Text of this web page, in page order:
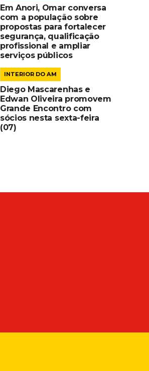
Em Anori, Omar conversa
com a população sobre
propostas para fortalecer
segurança, qualificação
profissional e ampliar
serviços públicos
INTERIOR DO AM
Diego Mascarenhas e
Edwan Oliveira promovem
Grande Encontro com
sócios nesta sexta-feira
(07)